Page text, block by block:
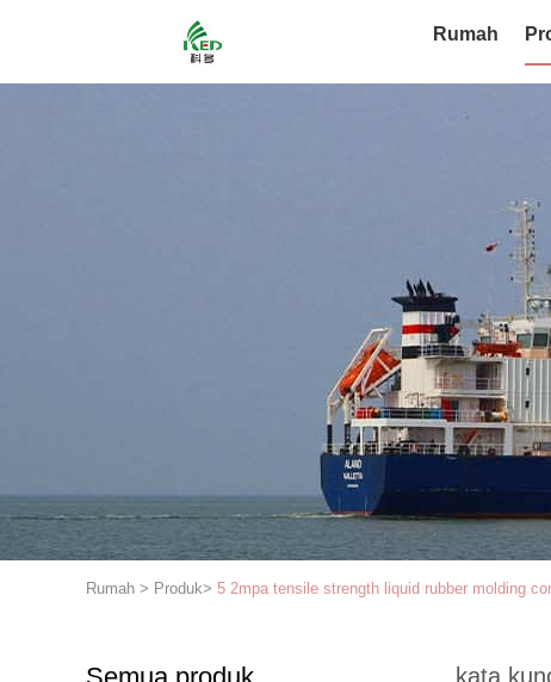
Rumah
Rumah > Produk> 5 2mpa tensile strength liquid rubber molding
kata